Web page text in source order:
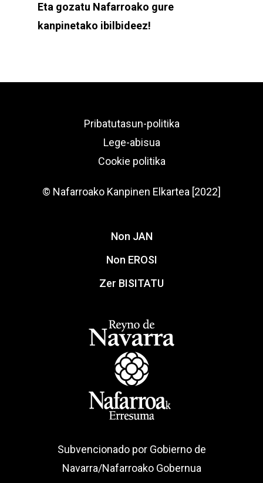
Eta gozatu Nafarroako gure
kanpinetako ibilbideez!
Pribatutasun-politika
Lege-abisua
Cookie politika
© Nafarroako Kanpinen Elkartea [2022]
Non JAN
Non EROSI
Zer BISITATU
Subvencionado por Gobierno de
Navarra/Nafarroako Gobernua